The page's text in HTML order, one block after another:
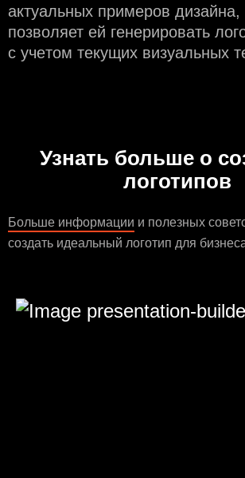
актуальных примеров дизайна,
позволяет ей генерировать
с учeтом текущих визуальных
Узнать больше о
логотипов
Больше информации и полезных
создать идеальный логотип для